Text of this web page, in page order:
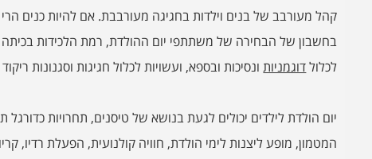
קהל מעורבב של בנים וילדות בחגיגה מעורבבת. אם להיות כנים
בחשבון של הבחירה של משתתפי יום ההולדת, רמת הלכידות בכיתה
לכלולדוגמניותונסיכות ובספא, ועשויות לכלול חגיגות וסגנונות ריקוד
יום הולדת לילדים יכולים לגעת בנושא של טיסנים, תחרויות
המטמון, מופע ליצנות לימי הולדת, חוויה קולנועית, הפעלת רדיו,